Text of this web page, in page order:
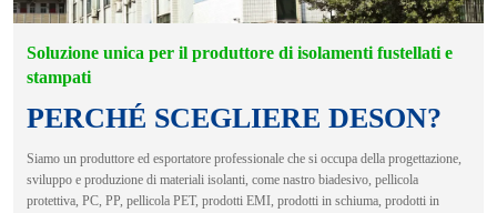
Soluzione unica per il produttore di isolamenti fustellati e
stampati
PERCHÉ SCEGLIERE DESON?
Siamo un produttore ed esportatore professionale che si occupa della progettazione,
sviluppo e produzione di materiali isolanti, come nastro biadesivo, pellicola
protettiva, PC, PP, pellicola PET, prodotti EMI, prodotti in schiuma, prodotti in